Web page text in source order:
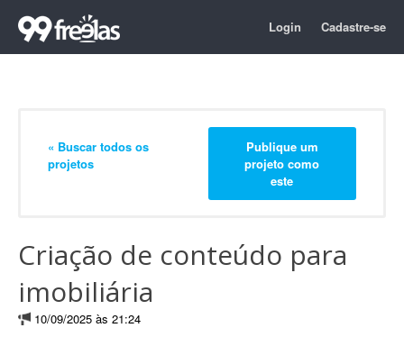
Login Cadastre-se
« Buscar todos os
projetos
Publique um
projeto como
este
Criação de conteúdo para
imobiliária
10/09/2025 às 21:24